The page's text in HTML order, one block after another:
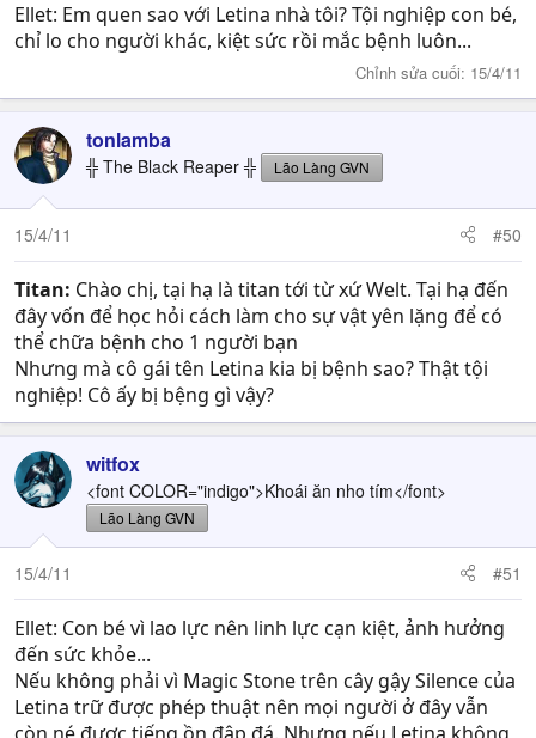
Ellet: Em quen sao với Letina nhà tôi? Tội nghiệp con bé,
chỉ lo cho người khác, kiệt sức rồi mắc bệnh luôn...
Chỉnh sửa cuối: 15/4/11
tonlamba
╬ The Black Reaper ╬ Lão Làng GVN
15/4/11 #50
Titan: Chào chị, tại hạ là titan tới từ xứ Welt. Tại hạ đến
đây vốn để học hỏi cách làm cho sự vật yên lặng để có
thể chữa bệnh cho 1 người bạn
Nhưng mà cô gái tên Letina kia bị bệnh sao? Thật tội
nghiệp! Cô ấy bị bệng gì vậy?
witfox
<font COLOR="indigo">Khoái ăn nho tím</font>
Lão Làng GVN
15/4/11 #51
Ellet: Con bé vì lao lực nên linh lực cạn kiệt, ảnh hưởng
đến sức khỏe...
Nếu không phải vì Magic Stone trên cây gậy Silence của
Letina trữ được phép thuật nên mọi người ở đây vẫn
còn né được tiếng ồn đập đá. Nhưng nếu Letina không